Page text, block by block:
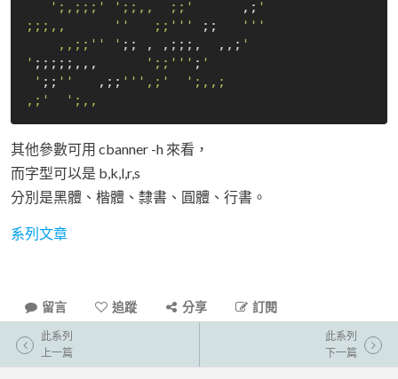
';,;;;'
';;,,  ;;'
      ,;
'
;;;,,      ' '   ;;' '' ;; '' '
    ,,;;'
' ' ;; , ,;;;,  ,,; '
' ;;;;;,,, ';;' '' ; '
' ;; ''
   ,;;
'' ',;'
';,,;
,;'
其他參數可用 cbanner -h 來看，
而字型可以是 b,k,l,r,s
分別是黑體、楷體、隸書、圓體、行書。
系列文章
留言 追蹤 分享 訂閱
此系列
上一篇
此系列
下一篇